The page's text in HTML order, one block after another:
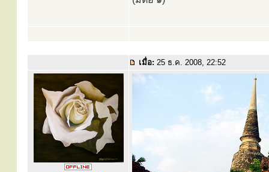
เมื่อ: 25 ธ.ค. 2008, 22:52